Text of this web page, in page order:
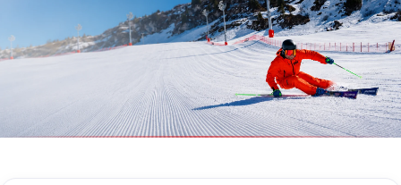
Maintenance
koopgidsen